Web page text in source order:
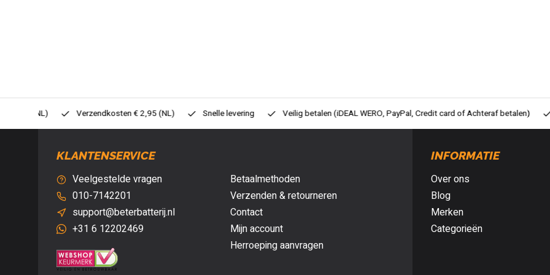
Verzendkosten € 2,95 (NL) Snelle levering Veilig betalen (iDEAL WERO, PayPal, Credit card of Achteraf betalen)
KLANTENSERVICE
Veelgestelde vragen
010-7142201
support@beterbatterij.nl
+31 6 12202469
Betaalmethoden
Verzenden & retourneren
Contact
Mijn account
Herroeping aanvragen
INFORMATIE
Over ons
Blog
Merken
Categorieën